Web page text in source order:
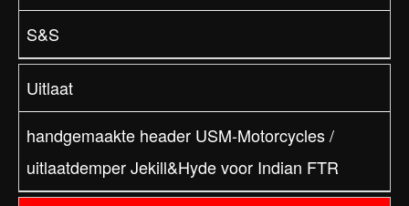
S&S
Uitlaat
handgemaakte header USM-Motorcycles /
uitlaatdemper Jekill&Hyde voor Indian FTR